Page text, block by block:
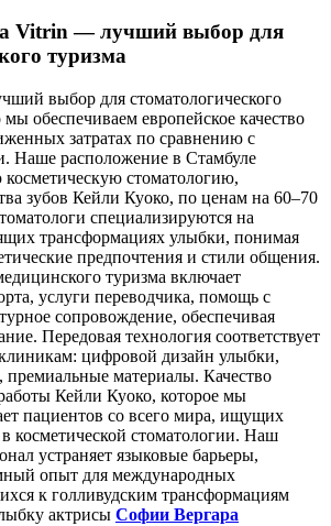
Vitrin — лучший выбор для
туризма
выбор для стоматологического
обеспечиваем европейское качество
затратах по сравнению с
Наше расположение в Стамбуле
косметическую стоматологию,
зубов Кейли Куоко, по ценам на 60–70
специализируются на
трансформациях улыбки, понимая
предпочтения и стили общения.
туризма включает
услуги переводчика, помощь с
сопровождение, обеспечивая
Передовая технология соответствует
цифровой дизайн улыбки,
материалы. Качество
Кейли Куоко, которое мы
пациентов со всего мира, ищущих
косметической стоматологии. Наш
устраняет языковые барьеры,
опыт для международных
к голливудским трансформациям
актрисы Софии Вергара